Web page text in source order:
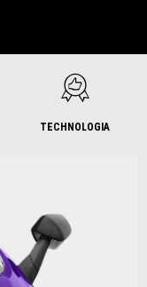
TECHNOLOGIA